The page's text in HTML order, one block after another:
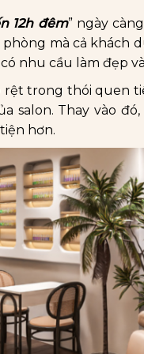
12h đêm” ngày
mà cả khách
nhu cầu làm đẹp
trong thói quen
salon. Thay vào
hơn.